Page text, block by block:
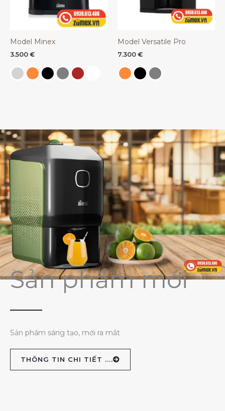
Model Minex
3.500 €
Model Versatile Pro
7.300 €
Sản phẩm mới
Sản phẩm sáng tạo, mới ra mắt
THÔNG TIN CHI TIẾT ....